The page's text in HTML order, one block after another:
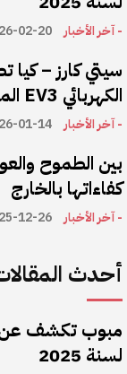
- آخر الأخبار 02-20
سيتي كارز – كيا
الكهربائي EV3 المتوَّجة بلقب سيارة العام عالميًا
- آخر الأخبار 01-14
بين الطموح
كفاءاتها بالخارج
- آخر الأخبار 12-26
أحدث
مبوب تكشف عن
لسنة 2025